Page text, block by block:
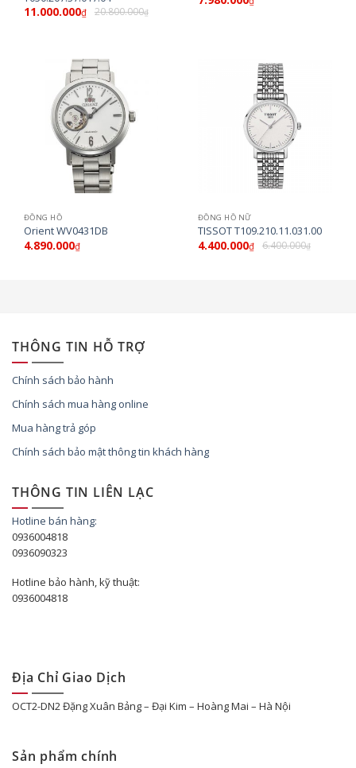
11.000.000₫ 20.800.000₫
ĐỒNG HỒ
Orient WV0431DB
4.890.000₫
ĐỒNG HỒ NỮ
TISSOT T109.210.11.031.00
4.400.000₫ 6.400.000₫
THÔNG TIN HỖ TRỢ
Chính sách bảo hành
Chính sách mua hàng online
Mua hàng trả góp
Chính sách bảo mật thông tin khách hàng
THÔNG TIN LIÊN LẠC
Hotline bán hàng:
0936004818
0936090323
Hotline bảo hành, kỹ thuật:
0936004818
Địa Chỉ Giao Dịch
OCT2-DN2 Đặng Xuân Bảng – Đại Kim – Hoàng Mai – Hà Nội
Sản phẩm chính